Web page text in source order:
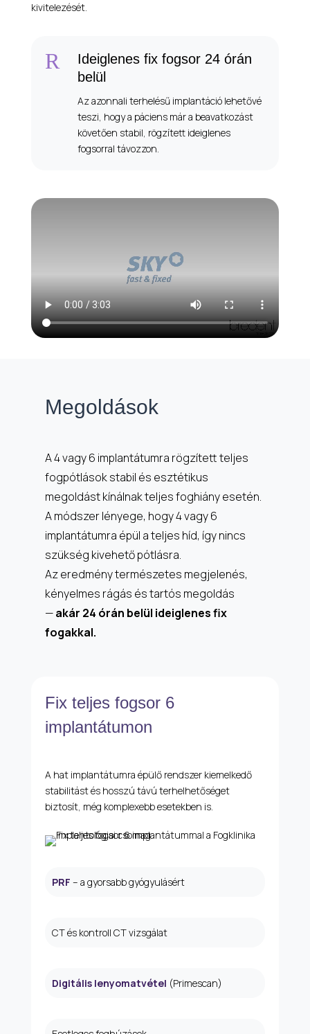
kivitelezését.
R
Ideiglenes fix fogsor 24 órán
belül
Az azonnali terhelésű implantáció lehetővé
teszi, hogy a páciens már a beavatkozást
követően stabil, rögzített ideiglenes
fogsorral távozzon.
Megoldások
A 4 vagy 6 implantátumra rögzített teljes
fogpótlások stabil és esztétikus
megoldást kínálnak teljes foghiány esetén.
A módszer lényege, hogy 4 vagy 6
implantátumra épül a teljes híd, így nincs
szükség kivehető pótlásra.
Az eredmény természetes megjelenés,
kényelmes rágás és tartós megoldás
—akár 24 órán belül ideiglenes fix
fogakkal.
Fix teljes fogsor 6
implantátumon
A hat implantátumra épülő rendszer kiemelkedő
stabilitást és hosszú távú terhelhetőséget
biztosít, még komplexebb esetekben is.
PRF – a gyorsabb gyógyulásért
CT és kontroll CT vizsgálat
Digitális lenyomatvétel (Primescan)